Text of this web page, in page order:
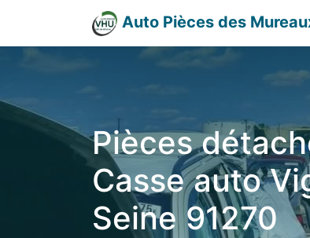
Auto Pièces des
Pièces
Casse auto
Seine 91270